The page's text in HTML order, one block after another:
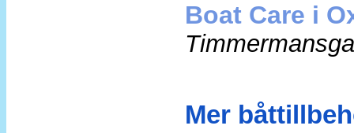
Boat Care i
Mer